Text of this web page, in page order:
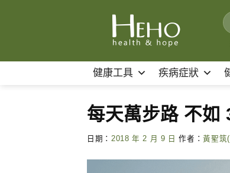
健康工具 疾病症狀
每天萬步路 不如
日期： 2018 年 2 月 9 日 作者：黃聖筑